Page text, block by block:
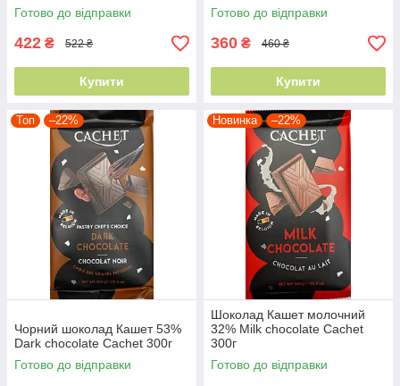
Готово до відправки
422 ₴ 522 ₴
Купити
Готово до відправки
360 ₴ 460 ₴
Купити
Топ –22%
Чорний шоколад Кашет 53%
Dark chocolate Cachet 300г
Готово до відправки
Новинка –22%
Шоколад Кашет молочний
32% Milk chocolate Cachet
300г
Готово до відправки